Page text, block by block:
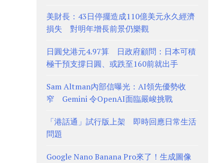
美財長：43日停擺造成110億美元永久經濟
損失 對明年增長前景仍樂觀
日圓兌港元4.97算 日政府顧問：日本可積
極干預支撐日圓、或跌至160前就出手
Sam Altman內部信曝光：AI領先優勢收
窄 Gemini 令OpenAI面臨嚴峻挑戰
「港話通」試行版上架 即時回應日常生活
問題
Google Nano Banana Pro來了！生成圖像